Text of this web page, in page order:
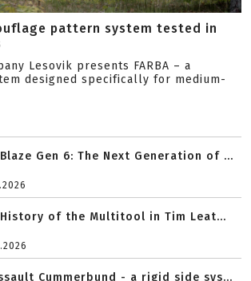
pattern system tested in
Lesovik presents FARBA – a
designed specifically for medium-
Blaze Gen 6: The Next Generation of ...
of the Multitool in Tim Leat...
Cummerbund - a rigid side sys...